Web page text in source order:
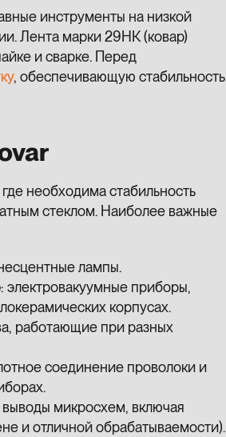
инструменты на низкой
Лента марки 29НК (ковар)
и сварке. Перед
, обеспечивающую стабильность
необходима стабильность
стеклом. Наиболее важные
лампы.
: электровакуумные приборы,
корпусах.
работающие при разных
соединение проволоки и
выводы микросхем, включая
и отличной обрабатываемости).